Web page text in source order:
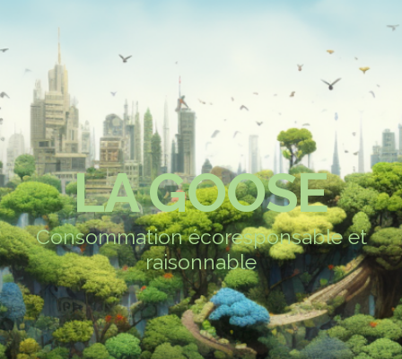
LA GOOSE
Consommation écoresponsable et
raisonnable